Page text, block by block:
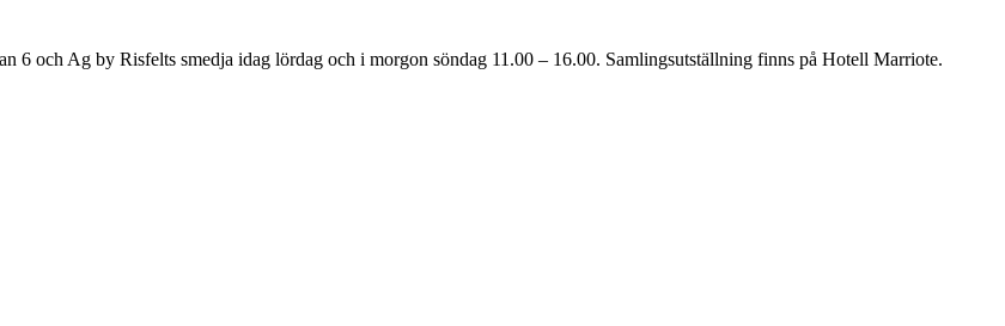
6 och Ag by Risfelts smedja idag lördag och i morgon söndag 11.00 – 16.00. Samlingsutställning finns på Hotell Marriote.